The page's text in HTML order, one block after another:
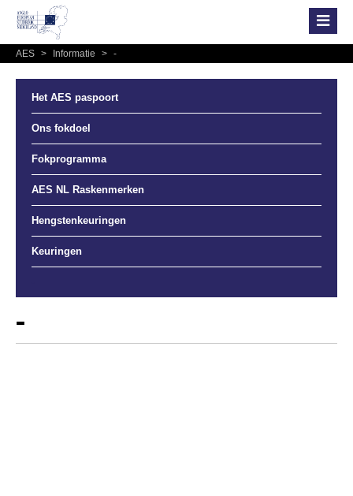
AES > Informatie > -
Het AES paspoort
Ons fokdoel
Fokprogramma
AES NL Raskenmerken
Hengstenkeuringen
Keuringen
-